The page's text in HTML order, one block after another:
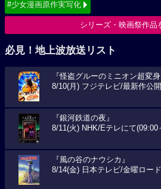
#少女漫画原作実写化
シリーズ・映画祭作品
必見！地上波放送リスト
『怪盗グルーのミニオン超変身
8/10(月) フジテレビ/最新作公
『銀河鉄道の夜』
8/11(火) NHK/Eテレにて(09:00
『風の谷のナウシカ』
8/14(金) 日本テレビ/金曜ロー